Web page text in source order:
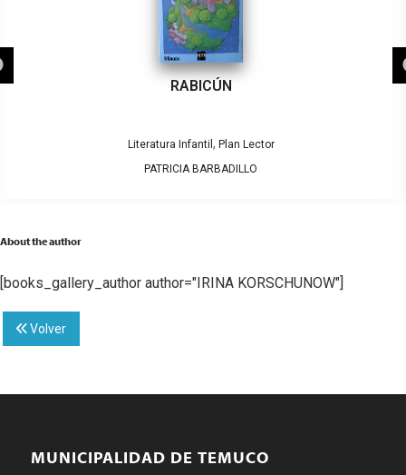
RABICÚN
Literatura Infantil , Plan Lector
PATRICIA BARBADILLO
About the author
[books_gallery_author author="IRINA KORSCHUNOW"]
Volver
MUNICIPALIDAD DE TEMUCO